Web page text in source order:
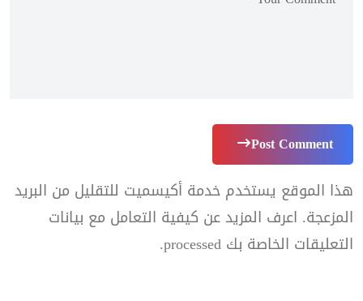
Post Comment
هذا الموقع يستخدم خدمة أكيسميت للتقليل من البريد
المزعجة. اعرف المزيد عن كيفية التعامل مع بيانات
التعليقات الخاصة بك processed
.